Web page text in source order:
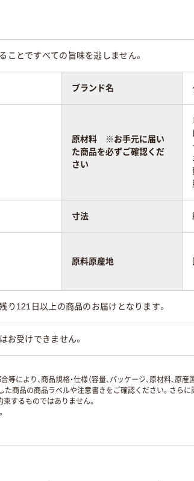
ことですべての旨味を逃しません。
ブランド名
原材料 ※お手元に届い
た商品を必ずご確認くだ
さい
寸法
原料原産地
121日以上の商品のお届けとなります。
お受けできません。
より、商品規格・仕様（容量、パッケージ、原材料、原
商品の商品ラベルや注意書きをご確認ください。さらに
束するものではありません。